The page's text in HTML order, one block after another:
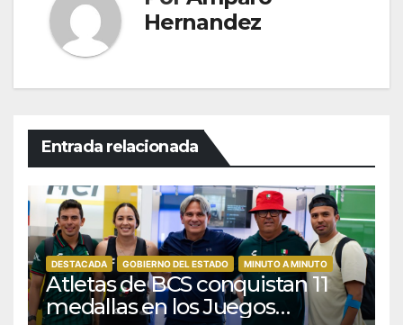
Hernandez
Entrada relacionada
DESTACADA GOBIERNO DEL ESTADO MINUTO A MINUTO
Atletas de BCS conquistan 11
medallas en los Juegos